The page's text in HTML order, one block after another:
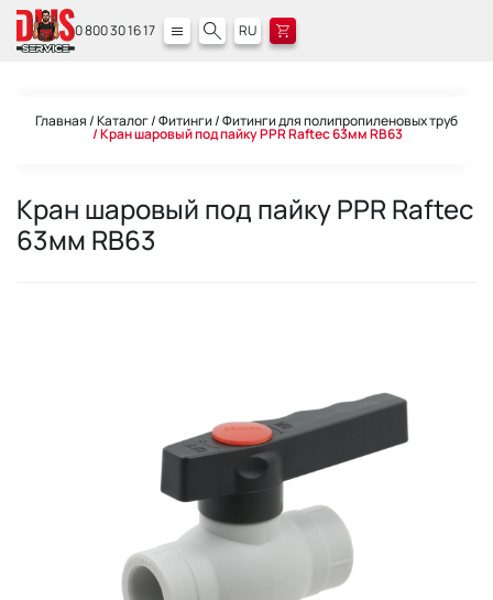
0 800 30 16 17 RU
Главная Каталог Фитинги Фитинги для полипропиленовых труб
Кран шаровый под пайку PPR Raftec 63мм RB63
Кран шаровый под пайку PPR Raftec
63мм RB63